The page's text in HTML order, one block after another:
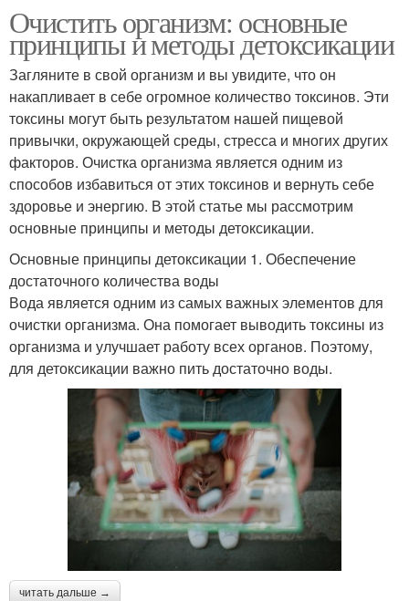
Очистить организм: основные
принципы и методы детоксикации
Загляните в свой организм и вы увидите, что он
накапливает в себе огромное количество токсинов. Эти
токсины могут быть результатом нашей пищевой
привычки, окружающей среды, стресса и многих других
факторов. Очистка организма является одним из
способов избавиться от этих токсинов и вернуть себе
здоровье и энергию. В этой статье мы рассмотрим
основные принципы и методы детоксикации.
Основные принципы детоксикации 1. Обеспечение
достаточного количества воды
Вода является одним из самых важных элементов для
очистки организма. Она помогает выводить токсины из
организма и улучшает работу всех органов. Поэтому,
для детоксикации важно пить достаточно воды.
читать дальше →